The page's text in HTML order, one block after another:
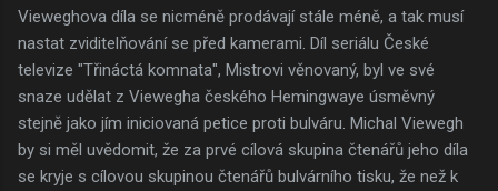
Vieweghova díla se nicméně prodávají stále méně, a tak musí
nastat zviditelňování se před kamerami. Díl seriálu České
televize "Třináctá komnata", Mistrovi věnovaný, byl ve své
snaze udělat z Viewegha českého Hemingwaye úsměvný
stejně jako jím iniciovaná petice proti bulváru. Michal Viewegh
by si měl uvědomit, že za prvé cílová skupina čtenářů jeho díla
se kryje s cílovou skupinou čtenářů bulvárního tisku, že než k